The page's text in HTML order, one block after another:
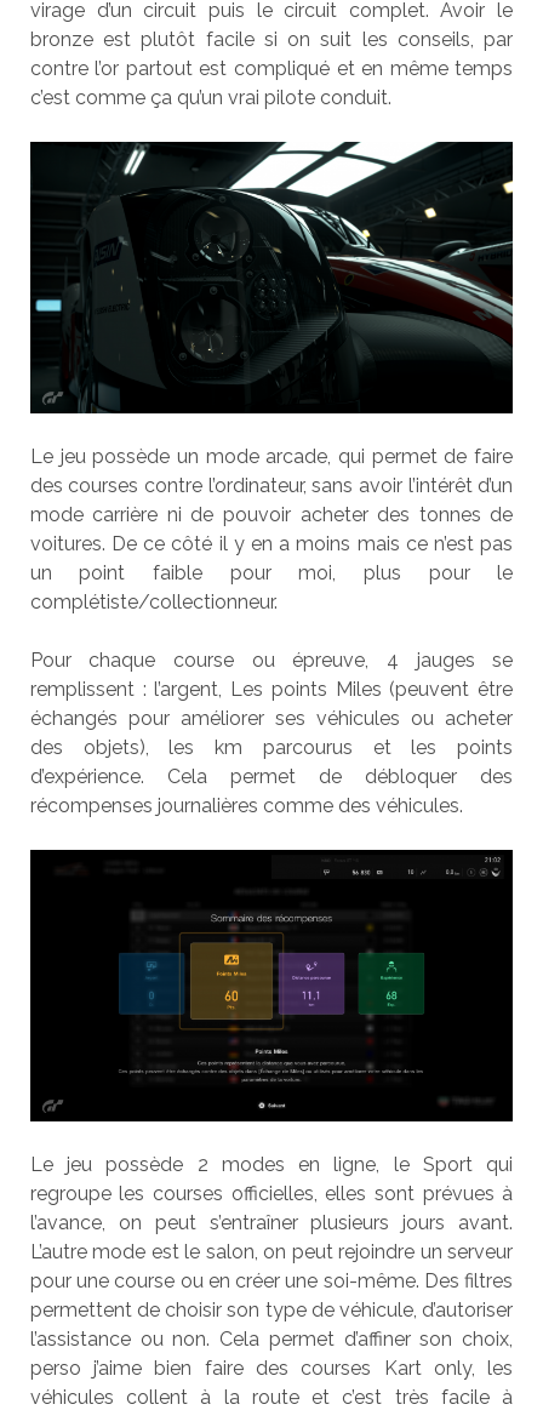
virage d’un circuit puis le circuit complet. Avoir le
bronze est plutôt facile si on suit les conseils, par
contre l’or partout est compliqué et en même temps
c’est comme ça qu’un vrai pilote conduit.
Le jeu possède un mode arcade, qui permet de faire
des courses contre l’ordinateur, sans avoir l’intérêt d’un
mode carrière ni de pouvoir acheter des tonnes de
voitures. De ce côté il y en a moins mais ce n’est pas
un point faible pour moi, plus pour le
complétiste/collectionneur.
Pour chaque course ou épreuve, 4 jauges se
remplissent : l’argent, Les points Miles (peuvent être
échangés pour améliorer ses véhicules ou acheter
des objets), les km parcourus et les points
d’expérience. Cela permet de débloquer des
récompenses journalières comme des véhicules.
Le jeu possède 2 modes en ligne, le Sport qui
regroupe les courses officielles, elles sont prévues à
l’avance, on peut s’entraîner plusieurs jours avant.
L’autre mode est le salon, on peut rejoindre un serveur
pour une course ou en créer une soi-même. Des filtres
permettent de choisir son type de véhicule, d’autoriser
l’assistance ou non. Cela permet d’affiner son choix,
perso j’aime bien faire des courses Kart only, les
véhicules collent à la route et c’est très facile à